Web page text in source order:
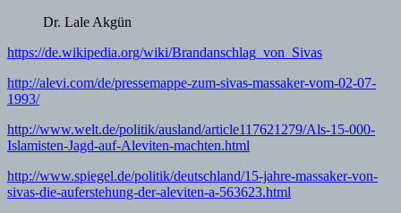
Dr. Lale Akgün
https://de.wikipedia.org/wiki/Brandanschlag_von_Sivas
http://alevi.com/de/pressemappe-zum-sivas-massaker-vom-02-07-
1993/
http://www.welt.de/politik/ausland/article117621279/Als-15-000-
Islamisten-Jagd-auf-Aleviten-machten.html
http://www.spiegel.de/politik/deutschland/15-jahre-massaker-von-
sivas-die-auferstehung-der-aleviten-a-563623.html